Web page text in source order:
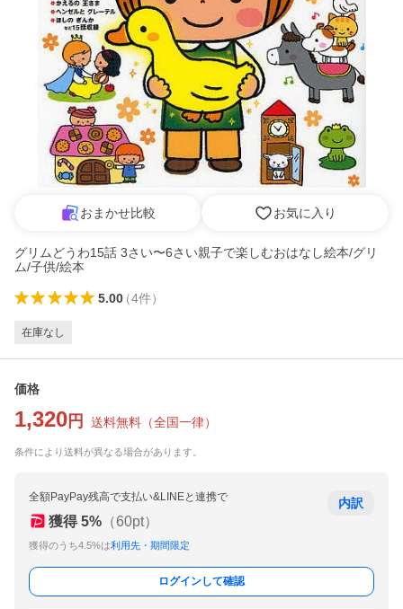
おまかせ比較 お気に入り
グリムどうわ15話 3さい〜6さい親子で楽しむおはなし絵本/グリ
ム/子供/絵本
5.00（4件）
在庫なし
価格
1,320 円 送料無料 （全国一律）
条件により送料が異なる場合があります。
全額PayPay残高で支払い&LINEと連携で
獲得 5% （60pt）
獲得のうち4.5%は利用先・期間限定
内訳
ログインして確認